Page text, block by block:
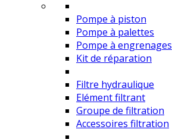
Pompe à piston
Pompe à palettes
Pompe à engrenages
Kit de réparation
Filtre hydraulique
Elément filtrant
Groupe de filtration
Accessoires filtration